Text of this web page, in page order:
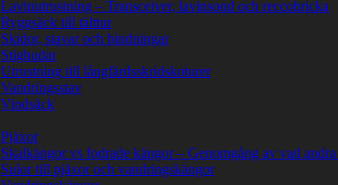
Lavinutrustning – Transceiver, lavinsond och reccobricka
Ryggsäck till tälttur
Skidor, stavar och bindningar
Stighudar
Utrustning till långfärdsskridskoturer
Vandringsstav
Vindsäck
Pjäxor
Skalkängor vs fodrade kängor – Genomgång av vad andra
Sulor till pjäxor och vandringskängor